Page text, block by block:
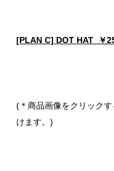
[PLAN C] DOT HAT ￥
(＊商品画像をクリック
けます。)